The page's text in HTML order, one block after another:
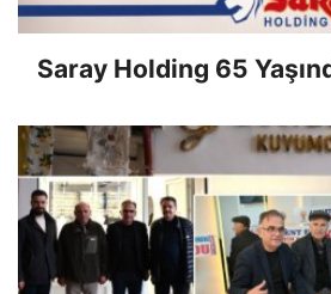
Saray Holding 65